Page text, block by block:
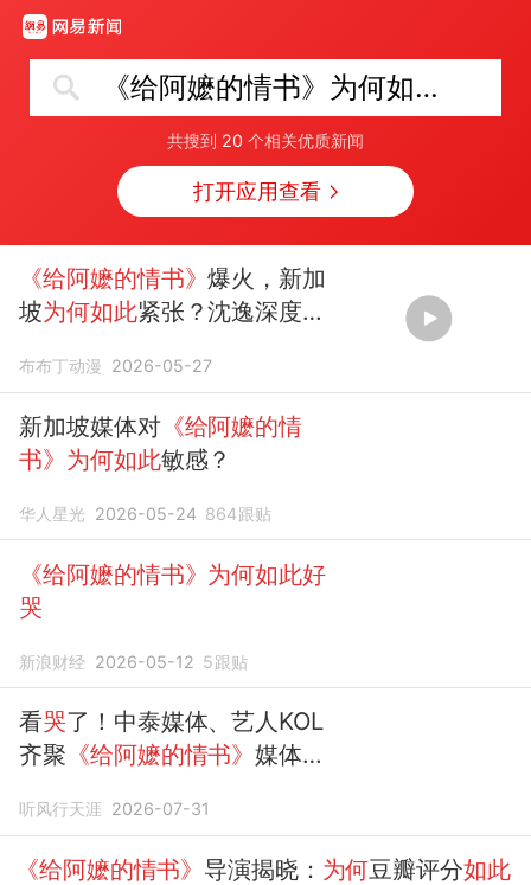
《给阿嬷的情书》为何如此好哭
共搜到 20 个相关优质新闻
打开应用查看
《给阿嬷的情书》爆火，新加
坡为何如此紧张？沈逸深度解
布布丁动漫 2026-05-27
新加坡媒体对《给阿嬷的情
书》为何如此敏感？
华人星光 2026-05-24 864跟贴
《给阿嬷的情书》为何如此好
哭
新浪财经 2026-05-12 5跟贴
看哭了！中泰媒体、艺人KOL
齐聚 《给阿嬷的情书》媒体之
听风行天涯 2026-07-31
《给阿嬷的情书》 导演揭晓： 为何豆瓣评分如此